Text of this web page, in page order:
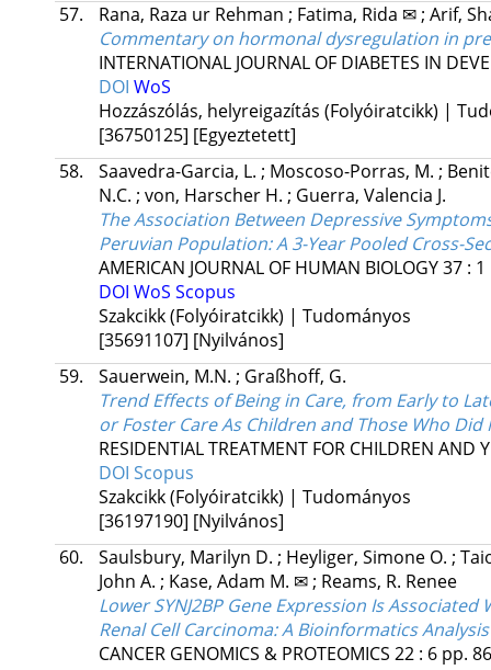
57.
Rana, Raza ur Rehman ; Fatima, Rida ✉ ; Arif,
Commentary on hormonal dysregulation in
INTERNATIONAL JOURNAL OF DIABETES IN
DOI WoS
Hozzászólás, helyreigazítás (Folyóiratcikk) |
[36750125] [Egyeztetett]
58.
Saavedra-Garcia, L. ; Moscoso-Porras, M. ;
N.C. ; von, Harscher H. ; Guerra, Valencia J.
The Association Between Depressive
Peruvian Population: A 3-Year Pooled Cross-
AMERICAN JOURNAL OF HUMAN BIOLOGY37: 1
DOI WoS Scopus
Szakcikk (Folyóiratcikk) | Tudományos
[35691107] [Nyilvános]
59.
Sauerwein, M.N. ; Graßhoff, G.
Trend Effects of Being in Care, from Early to
or Foster Care As Children and Those Who
RESIDENTIAL TREATMENT FOR CHILDREN AND
DOI Scopus
Szakcikk (Folyóiratcikk) | Tudományos
[36197190] [Nyilvános]
60.
Saulsbury, Marilyn D. ; Heyliger, Simone O. ;
John A. ; Kase, Adam M. ✉ ; Reams, R. Renee
Lower SYNJ2BP Gene Expression Is
Renal Cell Carcinoma: A Bioinformatics Analysis
CANCER GENOMICS & PROTEOMICS 22: 6 pp.